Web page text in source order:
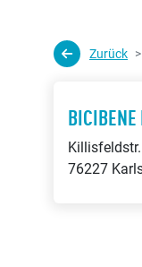
Zurück
BICIBENE
76227